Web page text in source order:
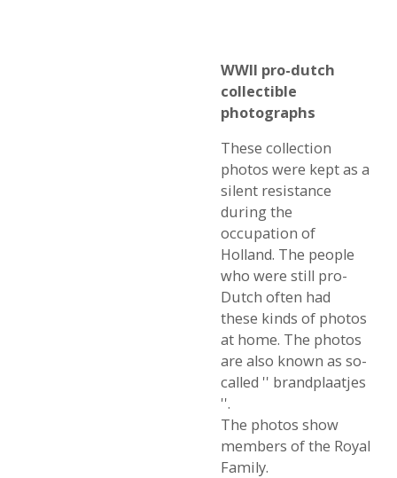
WWII pro-dutch
collectible
photographs
These collection
photos were kept as a
silent resistance
during the
occupation of
Holland. The people
who were still pro-
Dutch often had
these kinds of photos
at home. The photos
are also known as so-
called '' brandplaatjes
''.
The photos show
members of the Royal
Family.